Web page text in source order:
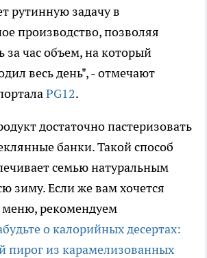
рутинную задачу в
производство, позволяя
за час объем, на который
весь день", - отмечают
PG12.
достаточно пастеризовать
банки. Такой способ
семью натуральным
зиму. Если же вам хочется
меню, рекомендуем
о калорийных десертах:
пирог из карамелизованных